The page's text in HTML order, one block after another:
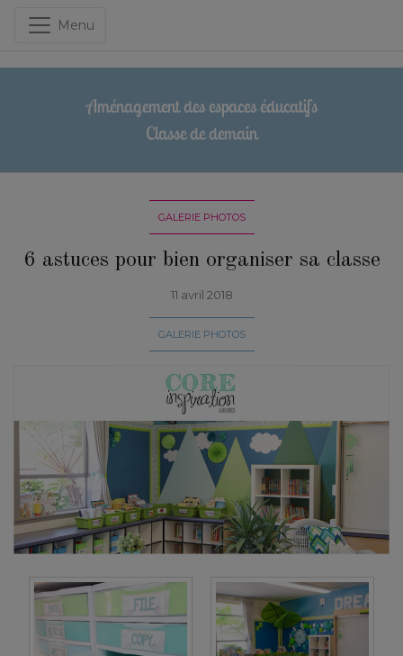
Menu
Aménagement des espaces éducatifs
Classe de demain
GALERIE PHOTOS
6 astuces pour bien organiser sa classe
11 avril 2018
GALERIE PHOTOS